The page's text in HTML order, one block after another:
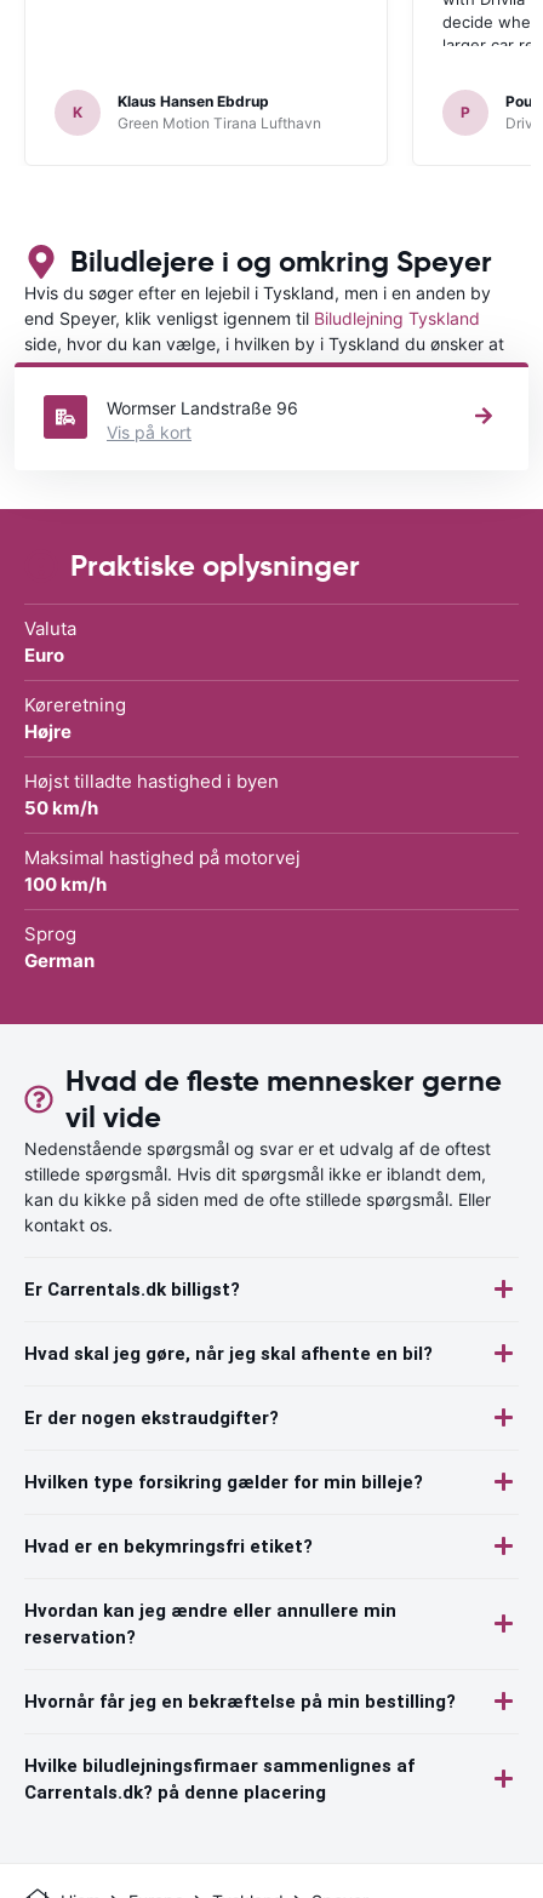
K
Klaus Hansen Ebdrup
Green Motion Tirana Lufthavn
decide
larger car
P
Poul
Biludlejere i og omkring Speyer
Hvis du søger efter en lejebil i Tyskland, men i en anden by
end Speyer, klik venligst igennem til Biludlejning Tyskland
side, hvor du kan vælge, i hvilken by i Tyskland du ønsker at
leje en bil.
Wormser Landstraße 96
Vis på kort
Praktiske oplysninger
Valuta
Euro
Køreretning
Højre
Højst tilladte hastighed i byen
50 km/h
Maksimal hastighed på motorvej
100 km/h
Sprog
German
Hvad de fleste mennesker gerne
vil vide
Nedenstående spørgsmål og svar er et udvalg af de oftest
stillede spørgsmål. Hvis dit spørgsmål ikke er iblandt dem,
kan du kikke på siden med de ofte stillede spørgsmål. Eller
kontakt os.
Er Carrentals.dk billigst?
Hvad skal jeg gøre, når jeg skal afhente en bil?
Er der nogen ekstraudgifter?
Hvilken type forsikring gælder for min billeje?
Hvad er en bekymringsfri etiket?
Hvordan kan jeg ændre eller annullere min
reservation?
Hvornår får jeg en bekræftelse på min bestilling?
Hvilke biludlejningsfirmaer sammenlignes af
Carrentals.dk? på denne placering